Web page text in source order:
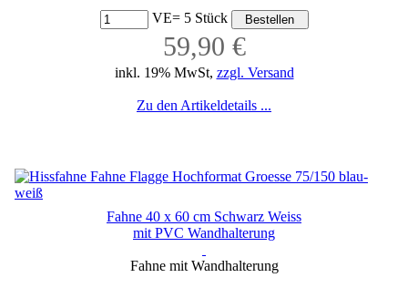
VE= 5 Stück
59,90 €
inkl. 19% MwSt, zzgl. Versand
Zu den Artikeldetails ...
Fahne 40 x 60 cm Schwarz Weiss
mit PVC Wandhalterung
Fahne mit Wandhalterung